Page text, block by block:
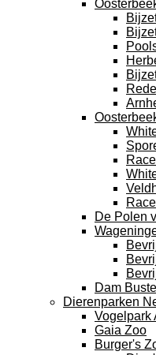
De Polen
Dam
Dierenparken
Vogelpark
Gaia Zoo
Burger's